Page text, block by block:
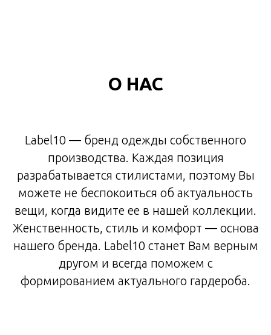
О НАС
Label10 — бренд одежды собственного
производства. Каждая позиция
разрабатывается стилистами, поэтому Вы
можете не беспокоиться об актуальность
вещи, когда видите ее в нашей коллекции.
Женственность, стиль и комфорт — основа
нашего бренда. Label10 станет Вам верным
другом и всегда поможем с
формированием актуального гардероба.